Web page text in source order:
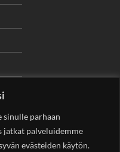
sinulle parhaan
jatkat palveluidemme
evästeiden käytön.